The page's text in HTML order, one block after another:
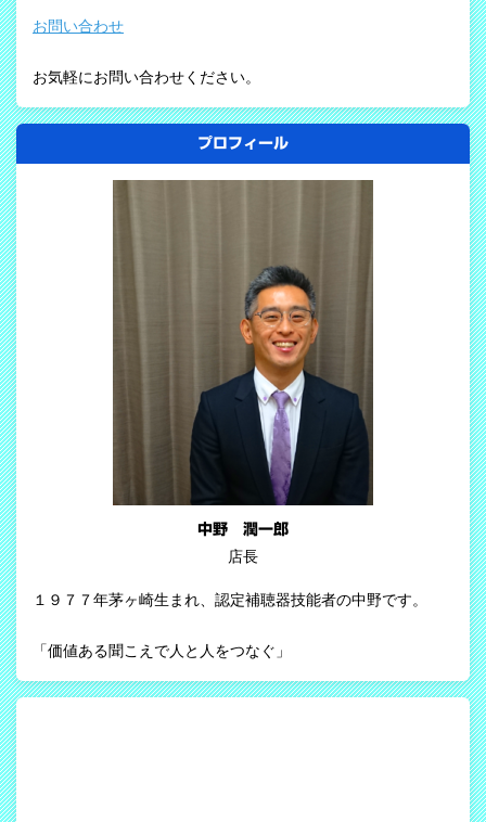
お問い合わせ
お気軽にお問い合わせください。
プロフィール
中野 潤一郎
店長
１９７７年茅ヶ崎生まれ、認定補聴器技能者の中野です。
「価値ある聞こえで人と人をつなぐ」